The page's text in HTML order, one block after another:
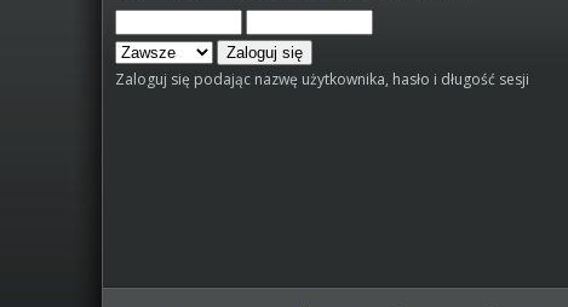
Zaloguj się podając nazwę użytkownika, hasło i długość sesji